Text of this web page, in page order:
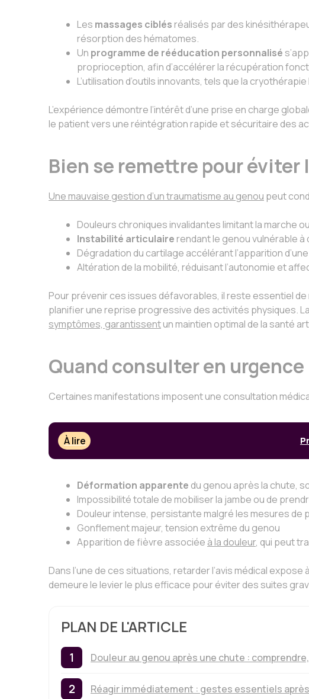
Les massages ciblés réalisés par des
résorption des hématomes.
Un programme de rééducation personnalisé
proprioception, afin d’accélérer la récupération
L’utilisation d’outils innovants, tels que la
L’expérience démontre l’intérêt d’une prise en charge
le patient vers une réintégration rapide et sécuritaire des
Bien se remettre pour
Une mauvaise gestion d’un traumatisme au genou peut
Douleurs chroniques invalidantes limitant la marche
Instabilité articulaire rendant le genou vulnérable à
Dégradation du cartilage accélérant l’apparition
Altération de la mobilité, réduisant l’autonomie et
Pour prévenir ces issues défavorables, il reste essentiel
planifier une reprise progressive des activités physiques.
symptômes, garantissentun maintien optimal de la santé
Quand consulter en
Certaines manifestations imposent une consultation
À lire
Déformation apparente du genou après la chute,
Impossibilité totale de mobiliser la jambe ou de
Douleur intense, persistante malgré les mesures de
Gonflement majeur, tension extrême du genou
Apparition de fièvre associée à la douleur, qui peut
Dans l’une de ces situations, retarder l’avis médical
demeure le levier le plus efficace pour éviter des suites
PLAN DE L'ARTICLE
Douleur au genou après une chute :
Réagir immédiatement : gestes essentiels